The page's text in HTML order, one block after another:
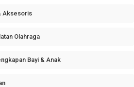
Aksesoris
Olahraga
Bayi & Anak